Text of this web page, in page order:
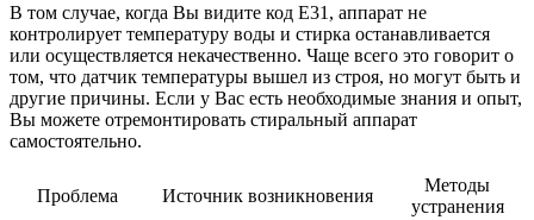
В том случае, когда Вы видите код Е31, аппарат не
контролирует температуру воды и стирка останавливается
или осуществляется некачественно. Чаще всего это говорит о
том, что датчик температуры вышел из строя, но могут быть и
другие причины. Если у Вас есть необходимые знания и опыт,
Вы можете отремонтировать стиральный аппарат
самостоятельно.
Проблема Источник возникновения
Методы
устранения